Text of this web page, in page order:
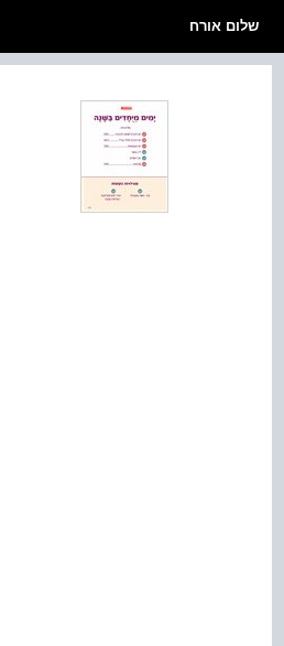
שלום אורח